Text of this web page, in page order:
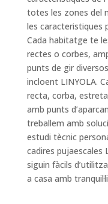
totes les zones del
les caracteristiques
Cada habitatge te
rectes o corbes,
punts de gir
incloent LINYOLA.
recta, corba,
amb punts
treballem amb
estudi tècnic
cadires pujaescales
siguin fàcils
a casa amb